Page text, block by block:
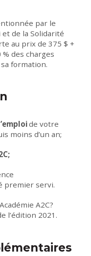
par le
de la Solidarité
au prix de 375 $ +
des charges
formation.
de votre
moins d’un an;
premier servi.
A2C?
l’édition 2021.